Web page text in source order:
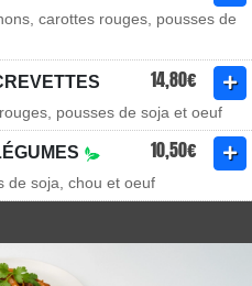
carottes rouges, pousses de
14,80€
pousses de soja et oeuf
10,50€
de soja, chou et oeuf